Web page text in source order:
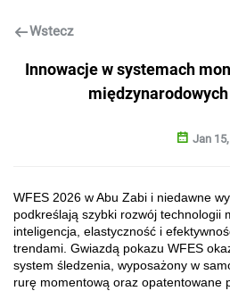
Wstecz
Innowacje w systemach
Jan
WFES 2026 w Abu Zabi i niedawne
podkreślają szybki rozwój technologii
inteligencja, elastyczność i
trendami. Gwiazdą pokazu WFES
system śledzenia, wyposażony w
rurę momentową oraz opatentowane